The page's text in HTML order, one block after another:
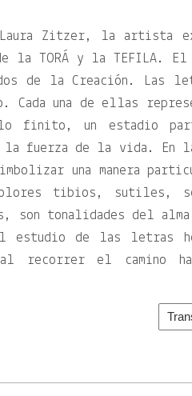
Laura Zitzer, la artista
la TORÁ y la TEFILA.
de la Creación. Las
una de ellas
finito, un estadio
fuerza de la vida. En
una manera
tibios, sutiles,
son tonalidades del
estudio de las letras
al recorrer el camino